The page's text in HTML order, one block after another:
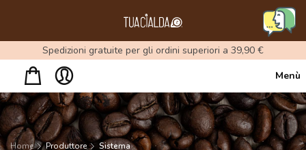
Spedizioni gratuite per gli ordini superiori a 39,90 €
Menù
Home Produttore Sistema